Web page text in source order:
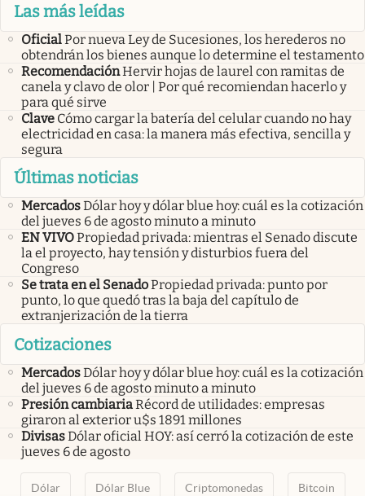
Las más leídas
OficialPor nueva Ley de Sucesiones, los herederos no
obtendrán los bienes aunque lo determine el testamento
RecomendaciónHervir hojas de laurel con ramitas de
canela y clavo de olor | Por qué recomiendan hacerlo y
para qué sirve
Clave Cómo cargar la batería del celular cuando no hay
electricidad en casa: la manera más efectiva, sencilla y
segura
Últimas noticias
MercadosDólar hoy y dólar blue hoy: cuál es la cotización
del jueves 6 de agosto minuto a minuto
EN VIVOPropiedad privada: mientras el Senado discute
la el proyecto, hay tensión y disturbios fuera del
Congreso
Se trata en el SenadoPropiedad privada: punto por
punto, lo que quedó tras la baja del capítulo de
extranjerización de la tierra
Cotizaciones
MercadosDólar hoy y dólar blue hoy: cuál es la cotización
del jueves 6 de agosto minuto a minuto
Presión cambiariaRécord de utilidades: empresas
giraron al exterior u$s 1891 millones
DivisasDólar oficial HOY: así cerró la cotización de este
jueves 6 de agosto
Dólar Dólar Blue Criptomonedas Bitcoin